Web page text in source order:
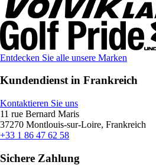
Entdecken Sie alle unsere Marken
Kundendienst in Frankreich
Kontaktieren Sie uns
11 rue Bernard Maris
37270 Montlouis-sur-Loire, Frankreich
+33 1 86 47 62 58
Sichere Zahlung